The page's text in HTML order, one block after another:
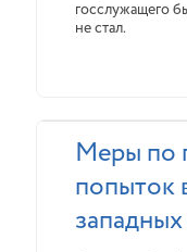
госслужащего
не стал.
Меры по
попыток